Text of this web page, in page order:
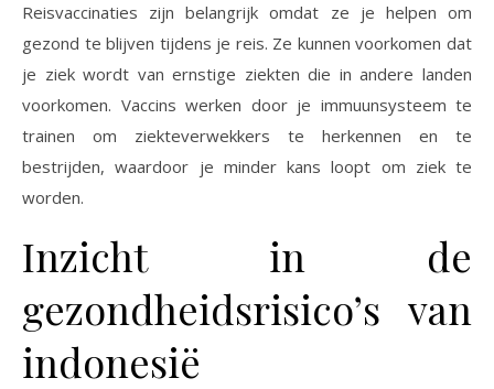
Reisvaccinaties zijn belangrijk omdat ze je helpen om
gezond te blijven tijdens je reis. Ze kunnen voorkomen dat
je ziek wordt van ernstige ziekten die in andere landen
voorkomen. Vaccins werken door je immuunsysteem te
trainen om ziekteverwekkers te herkennen en te
bestrijden, waardoor je minder kans loopt om ziek te
worden.
Inzicht in de
gezondheidsrisico’s van
indonesië